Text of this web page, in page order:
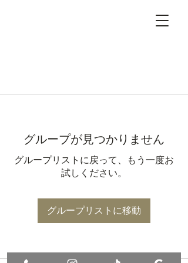
グループが見つかりません
グループリストに戻って、もう一度お
試しください。
グループリストに移動